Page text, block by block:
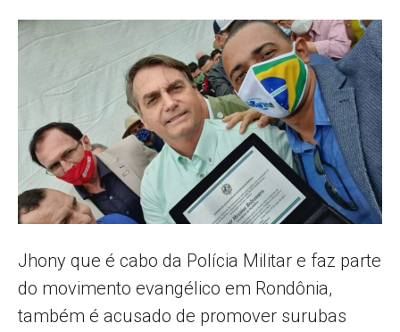
Popular
–
AL
Jhony que é cabo da Polícia Militar e faz parte
do movimento evangélico em Rondônia,
também é acusado de promover surubas